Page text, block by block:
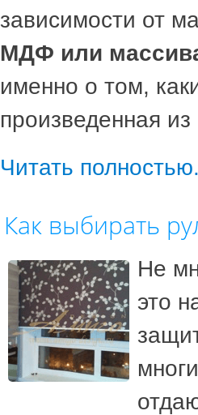
зависимости от
МДФ или
именно о том,
произведенная
Читать
Как выбирать
Не
это